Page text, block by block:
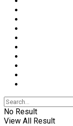
No Result
View All Result